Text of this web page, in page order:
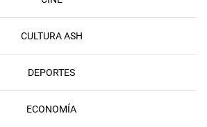
CULTURA ASH
DEPORTES
ECONOMÍA